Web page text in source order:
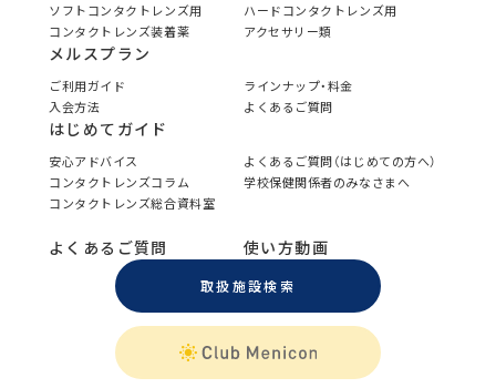
ソフトコンタクトレンズ用
ハードコンタクトレンズ用
コンタクトレンズ装着薬
アクセサリー類
メルスプラン
ご利用ガイド
ラインナップ・料金
入会方法
よくあるご質問
はじめてガイド
安心アドバイス
よくあるご質問（はじめての方へ）
コンタクトレンズコラム
学校保健関係者のみなさまへ
コンタクトレンズ総合資料室
よくあるご質問 使い方動画
取扱施設検索